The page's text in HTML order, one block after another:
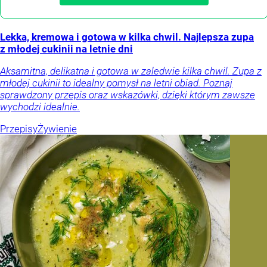
Lekka, kremowa i gotowa w kilka chwil. Najlepsza zupa
z młodej cukinii na letnie dni
Aksamitna, delikatna i gotowa w zaledwie kilka chwil. Zupa z
młodej cukinii to idealny pomysł na letni obiad. Poznaj
sprawdzony przepis oraz wskazówki, dzięki którym zawsze
wychodzi idealnie.
PrzepisyŻywienie